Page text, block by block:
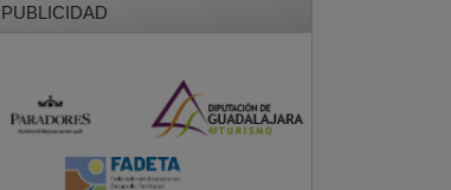
PUBLICIDAD